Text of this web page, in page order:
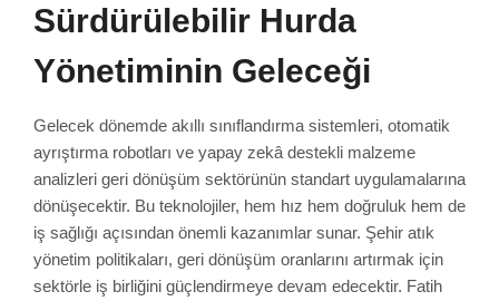
Sürdürülebilir Hurda
Yönetiminin Geleceği
Gelecek dönemde akıllı sınıflandırma sistemleri, otomatik
ayrıştırma robotları ve yapay zekâ destekli malzeme
analizleri geri dönüşüm sektörünün standart uygulamalarına
dönüşecektir. Bu teknolojiler, hem hız hem doğruluk hem de
iş sağlığı açısından önemli kazanımlar sunar. Şehir atık
yönetim politikaları, geri dönüşüm oranlarını artırmak için
sektörle iş birliğini güçlendirmeye devam edecektir. Fatih